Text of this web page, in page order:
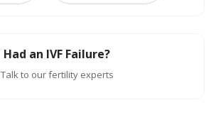
Had an IVF Failure?
Talk to our fertility experts